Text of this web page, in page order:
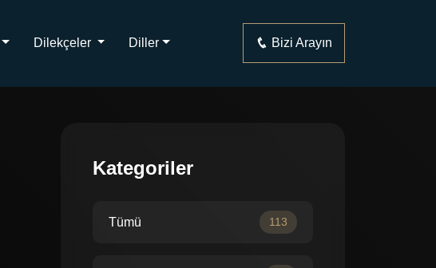
Dilekçeler Diller Bizi Arayın
Kategoriler
Tümü 113